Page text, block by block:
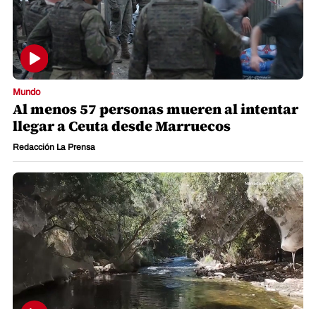
Mundo
Al menos 57 personas mueren al intentar
llegar a Ceuta desde Marruecos
Redacción La Prensa